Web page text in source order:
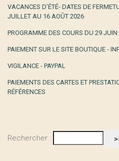
VACANCES D’ÉTÉ- DATES DE
JUILLET AU 16 AOÛT 2026
PROGRAMME DES COURS DU 29
PAIEMENT SUR LE SITE BOUTIQUE -
VIGILANCE - PAYPAL
PAIEMENTS DES CARTES ET
RÉFÉRENCES
Rechercher :